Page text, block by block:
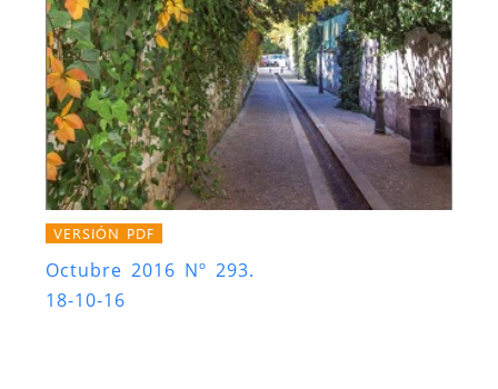
VERSIÓN PDF
Octubre 2016 Nº 293.
18-10-16